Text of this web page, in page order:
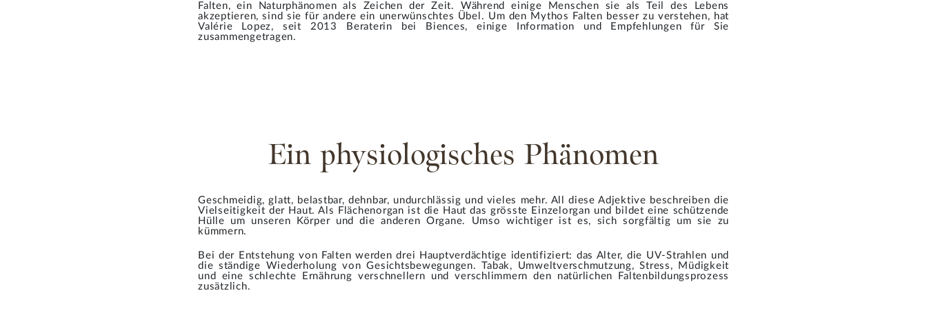
Falten, ein Naturphänomen als Zeichen der Zeit. Während einige Menschen sie als Teil des Lebens
akzeptieren, sind sie für andere ein unerwünschtes Übel. Um den Mythos Falten besser zu verstehen, hat
Valérie Lopez, seit 2013 Beraterin bei Biences, einige Information und Empfehlungen für Sie
zusammengetragen.
Ein physiologisches Phänomen
Geschmeidig, glatt, belastbar, dehnbar, undurchlässig und vieles mehr. All diese Adjektive beschreiben die
Vielseitigkeit der Haut. Als Flächenorgan ist die Haut das grösste Einzelorgan und bildet eine schützende
Hülle um unseren Körper und die anderen Organe. Umso wichtiger ist es, sich sorgfältig um sie zu
kümmern.
Bei der Entstehung von Falten werden drei Hauptverdächtige identifiziert: das Alter, die UV-Strahlen und
die ständige Wiederholung von Gesichtsbewegungen. Tabak, Umweltverschmutzung, Stress, Müdigkeit
und eine schlechte Ernährung verschnellern und verschlimmern den natürlichen Faltenbildungsprozess
zusätzlich.